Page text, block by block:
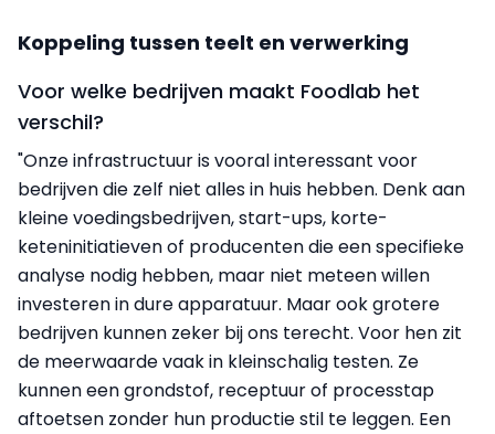
Koppeling tussen teelt en verwerking
Voor welke bedrijven maakt Foodlab het
verschil?
"Onze infrastructuur is vooral interessant voor
bedrijven die zelf niet alles in huis hebben. Denk aan
kleine voedingsbedrijven, start-ups, korte-
keteninitiatieven of producenten die een specifieke
analyse nodig hebben, maar niet meteen willen
investeren in dure apparatuur. Maar ook grotere
bedrijven kunnen zeker bij ons terecht. Voor hen zit
de meerwaarde vaak in kleinschalig testen. Ze
kunnen een grondstof, receptuur of processtap
aftoetsen zonder hun productie stil te leggen. Een